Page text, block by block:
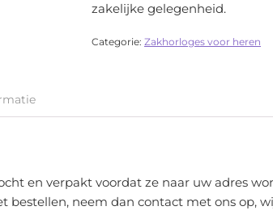
zakelijke gelegenheid.
Categorie: Zakhorloges voor heren
en verpakt voordat ze naar uw adres
bestellen, neem dan contact met ons op,